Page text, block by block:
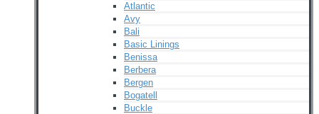
Atlantic
Avy
Bali
Basic Linings
Benissa
Berbera
Bergen
Bogatell
Buckle